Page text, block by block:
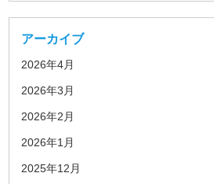
アーカイブ
2026年4月
2026年3月
2026年2月
2026年1月
2025年12月